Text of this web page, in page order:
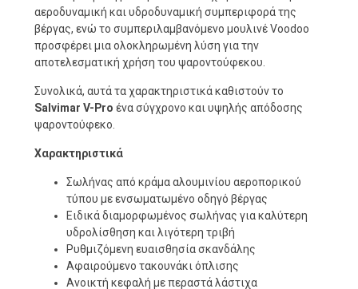
αεροδυναμική και υδροδυναμική συμπεριφορά της
βέργας, ενώ το συμπεριλαμβανόμενο μουλινέ Voodoo
προσφέρει μια ολοκληρωμένη λύση για την
αποτελεσματική χρήση του ψαροντούφεκου.
Συνολικά, αυτά τα χαρακτηριστικά καθιστούν το
Salvimar V-Pro ένα σύγχρονο και υψηλής απόδοσης
ψαροντούφεκο.
Χαρακτηριστικά
Σωλήνας από κράμα αλουμινίου αεροπορικού
τύπου με ενσωματωμένο οδηγό βέργας
Ειδικά διαμορφωμένος σωλήνας για καλύτερη
υδρολίσθηση και λιγότερη τριβή
Ρυθμιζόμενη ευαισθησία σκανδάλης
Αφαιρούμενο τακουνάκι όπλισης
Ανοικτή κεφαλή με περαστά λάστιχα